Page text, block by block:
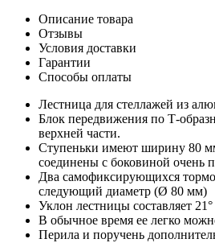
Описание товара
Отзывы
Условия доставки
Гарантии
Способы оплаты
Лестница для стеллажей из
Блок передвижения по Т-
верхней части.
Ступеньки имеют ширину 80
соединены с боковиной очень
Два самофиксирующихся
следующий диаметр (Ø 80 мм)
Уклон лестницы составляет 21°
В обычное время ее легко
Перила и поручень